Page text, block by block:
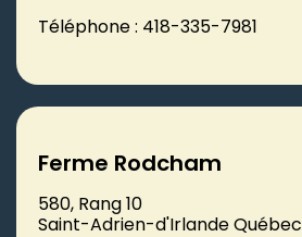
Téléphone : 418-335-7981
Ferme Rodcham
580, Rang 10
Saint-Adrien-d'Irlande Québec